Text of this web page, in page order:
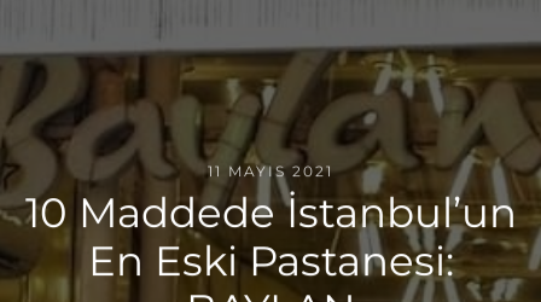
11 MAYIS 2021
10 Maddede İstanbul’un
En Eski Pastanesi: